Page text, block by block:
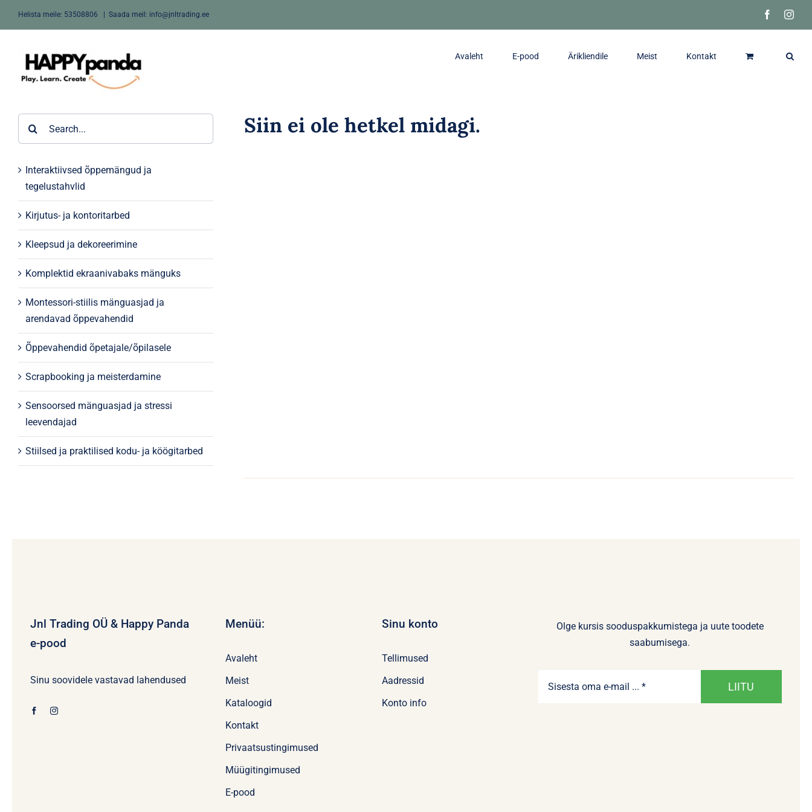
Helista meile: 53508806 Saada meil: info@jnltrading.ee Facebook
Avaleht E-pood Ärikliendile Meist Kontakt
Interaktiivsed õppemängud ja
tegelustahvlid
Kirjutus- ja kontoritarbed
Kleepsud ja dekoreerimine
Komplektid ekraanivabaks mänguks
Montessori-stiilis mänguasjad ja
arendavad õppevahendid
Õppevahendid õpetajale/õpilasele
Scrapbooking ja meisterdamine
Sensoorsed mänguasjad ja stressi
leevendajad
Stiilsed ja praktilised kodu- ja köögitarbed
Siin ei ole hetkel midagi.
Jnl Trading OÜ & Happy Panda
e-pood
Sinu soovidele vastavad lahendused
Menüü:
Avaleht
Meist
Kataloogid
Kontakt
Privaatsustingimused
Müügitingimused
E-pood
Sinu konto
Tellimused
Aadressid
Konto info
Olge kursis sooduspakkumistega ja uute toodete
saabumisega.
LIITU